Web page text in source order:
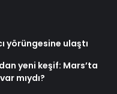
yörüngesine ulaştı
yeni keşif: Mars’ta
mıydı?